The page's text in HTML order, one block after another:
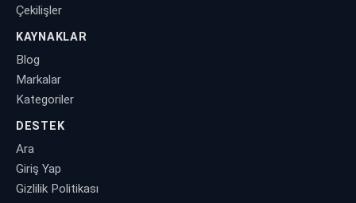
Çekilişler
KAYNAKLAR
Blog
Markalar
Kategoriler
DESTEK
Ara
Giriş Yap
Gizlilik Politikası